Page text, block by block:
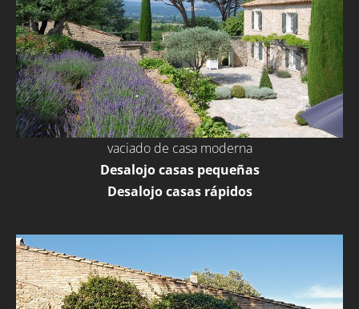
vaciado de casa moderna
Desalojo casas pequeñas
Desalojo casas rápidos